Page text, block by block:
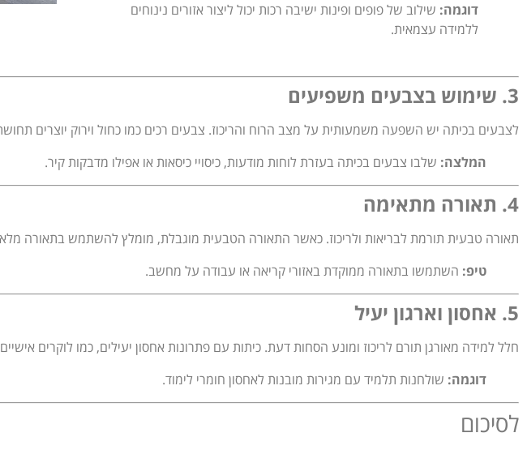
דוגמה: שילוב של פופים ופינות ישיבה רכות יכול ליצור אזורים נינוחים
ללמידה עצמאית.
3. שימוש בצבעים משפיעים
לצבעים בכיתה יש השפעה משמעותית על מצב הרוח והריכוז. צבעים רכים כמו כחול וירוק יוצרים
המלצה: שלבו צבעים בכיתה בעזרת לוחות מודעות, כיסויי כיסאות או אפילו מדבקות קיר.
4. תאורה מתאימה
תאורה טבעית תורמת לבריאות ולריכוז. כאשר התאורה הטבעית מוגבלת, מומלץ להשתמש בתאורה
טיפ: השתמשו בתאורה ממוקדת באזורי קריאה או עבודה על מחשב.
5. אחסון וארגון יעיל
חלל למידה מאורגן תורם לריכוז ומונע הסחות דעת. כיתות עם פתרונות אחסון יעילים, כמו לוקרים
דוגמה: שולחנות תלמיד עם מגירות מובנות לאחסון חומרי לימוד.
לסיכום